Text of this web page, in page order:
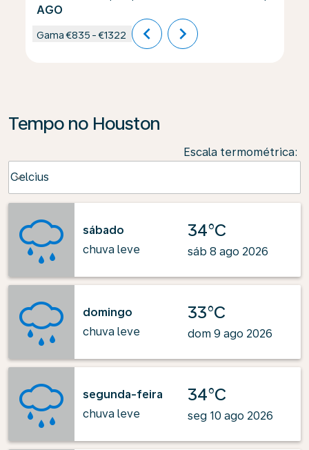
AGO
Gama€835 -€1322 chevron_left chevron_right
Tempo no Houston
Escala termométrica:
Celcius
keyboard_arrow_down
sábado
chuva leve
34°C
sáb 8 ago 2026
domingo
chuva leve
33°C
dom 9 ago 2026
segunda-feira
chuva leve
34°C
seg 10 ago 2026